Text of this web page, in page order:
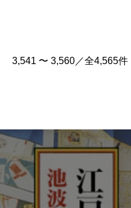
3,541 〜 3,560／全4,565件